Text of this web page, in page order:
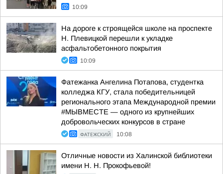
10:09
На дороге к строящейся школе на проспекте
Н. Плевицкой перешли к укладке
асфальтобетонного покрытия
10:09
Фатежанка Ангелина Потапова, студентка
колледжа КГУ, стала победительницей
регионального этапа Международной премии
#МЫВМЕСТЕ — одного из крупнейших
добровольческих конкурсов в стране
ФАТЕЖСКИЙ 10:08
Отличные новости из Халинской библиотеки
имени Н. Н. Прокофьевой!